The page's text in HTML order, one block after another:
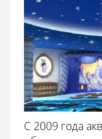
С 2009 года